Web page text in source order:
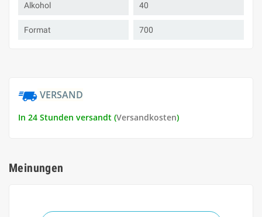
Alkohol 40
Format 700
VERSAND
In 24 Stunden versandt (Versandkosten)
Meinungen